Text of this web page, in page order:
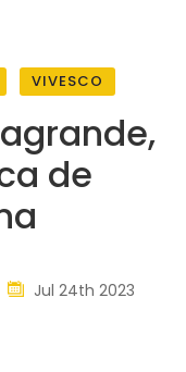
VIVESCO
de
Jul 24th 2023